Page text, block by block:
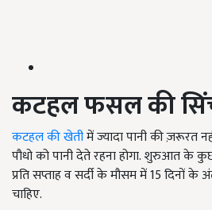
कटहलफसल की
कटहल की खेतीमें ज्यादा पानी की
पौधो को पानी देते रहना होगा. शुरुआत के
प्रति सप्ताह व सर्दी के मौसम में 15 दिनों के
चाहिए.